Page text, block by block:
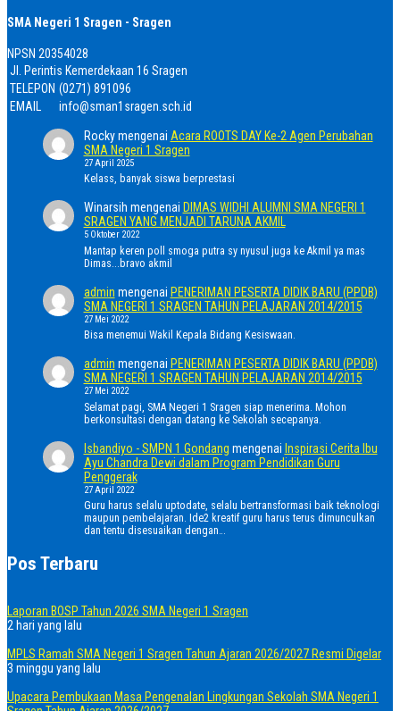
SMA Negeri 1 Sragen - Sragen
NPSN 20354028
Jl. Perintis Kemerdekaan 16 Sragen
TELEPON (0271) 891096
EMAIL
info@sman1sragen.sch.id
Rockymengenai Acara ROOTS DAY Ke-2 Agen Perubahan
SMA Negeri 1 Sragen
27 April 2025
Kelass, banyak siswa berprestasi
Winarsih mengenai DIMAS WIDHI ALUMNI SMA NEGERI 1
SRAGEN YANG MENJADI TARUNA AKMIL
5 Oktober 2022
Mantap keren poll smoga putra sy nyusul juga ke Akmil ya mas
Dimas...bravo akmil
admin mengenai PENERIMAN PESERTA DIDIK BARU (PPDB)
SMA NEGERI 1 SRAGEN TAHUN PELAJARAN 2014/2015
27 Mei 2022
Bisa menemui Wakil Kepala Bidang Kesiswaan.
admin mengenai PENERIMAN PESERTA DIDIK BARU (PPDB)
SMA NEGERI 1 SRAGEN TAHUN PELAJARAN 2014/2015
27 Mei 2022
Selamat pagi, SMA Negeri 1 Sragen siap menerima. Mohon
berkonsultasi dengan datang ke Sekolah secepanya.
Isbandiyo - SMPN 1 Gondang mengenai Inspirasi Cerita Ibu
Ayu Chandra Dewi dalam Program Pendidikan Guru
Penggerak
27 April 2022
Guru harus selalu uptodate, selalu bertransformasi baik teknologi
maupun pembelajaran. Ide2 kreatif guru harus terus dimunculkan
dan tentu disesuaikan dengan…
Pos Terbaru
Laporan BOSP Tahun 2026 SMA Negeri 1 Sragen
2 hari yang lalu
MPLS Ramah SMA Negeri 1 Sragen Tahun Ajaran 2026/2027 Resmi Digelar
3 minggu yang lalu
Upacara Pembukaan Masa Pengenalan Lingkungan Sekolah SMA Negeri 1